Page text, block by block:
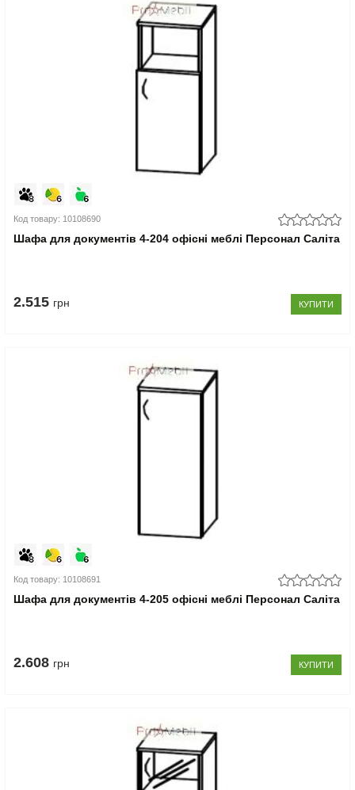
Код товару: 10108690
Шафа для документів 4-204 офісні меблі Персонал Саліта
2.515 грн КУПИТИ
Код товару: 10108691
Шафа для документів 4-205 офісні меблі Персонал Саліта
2.608 грн КУПИТИ